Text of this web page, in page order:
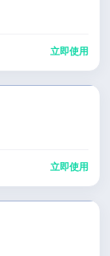
立即使用
立即使用